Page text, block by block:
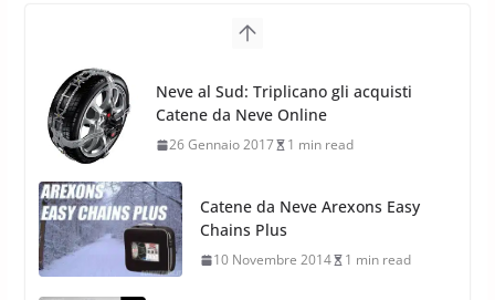
Stagioni 2022
17 Febbraio 2022
Catene da Neve Arexons Easy
Chains Plus
10 Novembre 2014 1 min read
Catene da Neve Thule Easy-fit CU-9:
Facili, intuitive, veloci
13 Ottobre 2014 1 min read